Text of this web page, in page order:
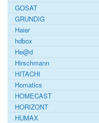
GOSAT
GRUNDIG
Haier
hdbox
He@d
Hirschmann
HITACHI
Homatics
HOMECAST
HORIZONT
HUMAX